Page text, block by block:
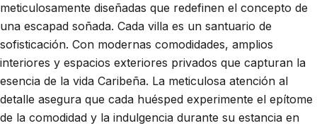
meticulosamente diseñadas que redefinen el concepto de
una escapad soñada. Cada villa es un santuario de
sofisticación. Con modernas comodidades, amplios
interiores y espacios exteriores privados que capturan la
esencia de la vida Caribeña. La meticulosa atención al
detalle asegura que cada huésped experimente el epítome
de la comodidad y la indulgencia durante su estancia en